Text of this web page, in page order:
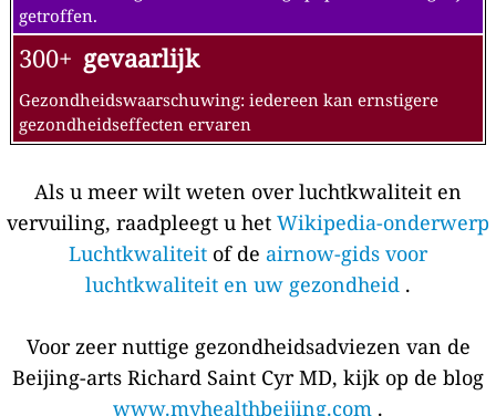
getroffen.
300+ gevaarlijk
Gezondheidswaarschuwing: iedereen kan ernstigere
gezondheidseffecten ervaren
Als u meer wilt weten over luchtkwaliteit en
vervuiling, raadpleegt u het Wikipedia-onderwerp
Luchtkwaliteit of de airnow-gids voor
luchtkwaliteit en uw gezondheid .
Voor zeer nuttige gezondheidsadviezen van de
Beijing-arts Richard Saint Cyr MD, kijk op de blog
www.myhealthbeijing.com .